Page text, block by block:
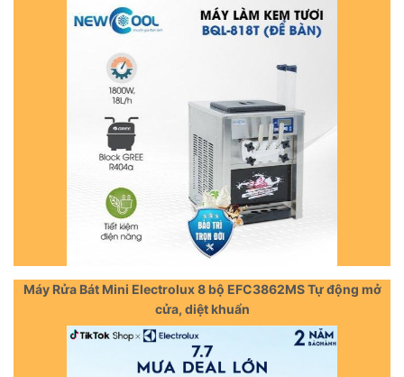
Máy Rửa Bát Mini Electrolux 8 bộ EFC3862MS Tự động mở
cửa, diệt khuẩn